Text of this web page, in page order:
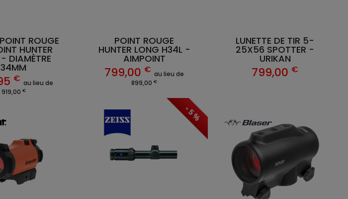
- 5 %
POINT ROUGE
HUNTER LONG H34L -
AIMPOINT
799,00 € au lieu de
899,00€
LUNETTE DE TIR 5-
25X56 SPOTTER -
URIKAN
799,00 €
ROUGE
HUNTER
DIAMÈTRE
34MM
€ au lieu de
919,00 €